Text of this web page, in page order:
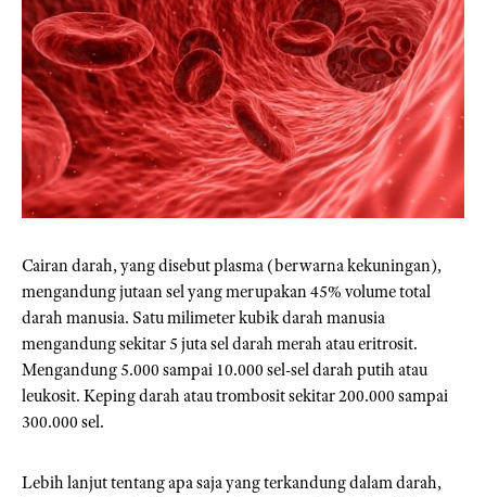
Cairan darah, yang disebut plasma (berwarna kekuningan),
mengandung jutaan sel yang merupakan 45% volume total
darah manusia. Satu milimeter kubik darah manusia
mengandung sekitar 5 juta sel darah merah atau eritrosit.
Mengandung 5.000 sampai 10.000 sel-sel darah putih atau
leukosit. Keping darah atau trombosit sekitar 200.000 sampai
300.000 sel.
Lebih lanjut tentang apa saja yang terkandung dalam darah,